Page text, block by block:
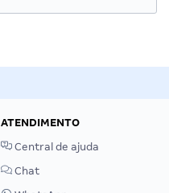
ATENDIMENTO
Central de ajuda
Chat